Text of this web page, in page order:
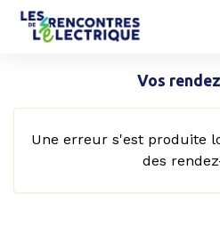
Vos
Une erreur s'est produite
des